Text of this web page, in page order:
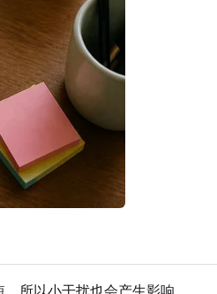
所以小干扰也会产生影响。